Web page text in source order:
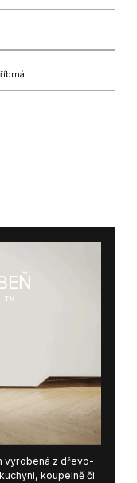
™
vyrobená z dřevo-
koupelně či